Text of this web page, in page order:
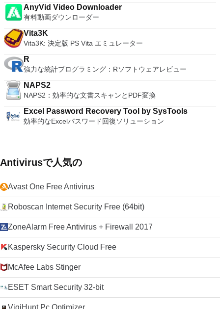
ムウイルス対策オプションほど詳細ではない場合があります。
しかし、シンプルで効果的なUIと強力なセキュリティ機能によ
り、Avast Free Antivirusは無料のコンピューターセキュリティ
をお探しの方に非常に適しています。 Macバージョンのアバ
ストをお探しですか？ここからダウンロード 2019アバストの
新しいウイルス対策機能の詳細をご覧ください。 アバストの
Windows向けのマルウェアとウイルス保護ソフトウェアをさ
らにチェックしてみませんか？ アバストインターネットセキ
ュリティ アバストプレミアアンチウイルス アバストアルティ
メットアンチウイルス アバストセキュアラインVPN
and cutting edge features that make it stand out from the
crowd. The full version is a little pricey, but you do get what
AnyVid Video Downloader
有料動画ダウンローダー
Vita3K
Vita3K: 決定版 PS Vita エミュレーター
R
強力な統計プログラミング：Rソフトウェアレビュー
NAPS2
NAPS2：効率的な文書スキャンとPDF変換
Excel Password Recovery Tool by SysTools
効率的なExcelパスワード回復ソリューション
Antivirusで人気の
Avast One Free Antivirus
Roboscan Internet Security Free (64bit)
ZoneAlarm Free Antivirus + Firewall 2017
Kaspersky Security Cloud Free
McAfee Labs Stinger
ESET Smart Security 32-bit
VigiHunt Pc Optimizer